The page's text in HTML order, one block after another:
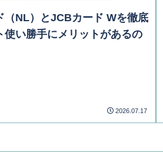
（NL）とJCBカード Wを徹底
使い勝手にメリットがあるの
2026.07.17